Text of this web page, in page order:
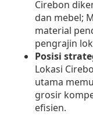
Cirebon
dan mebel;
material
pengrajin
Posisi
Lokasi
utama
grosir
efisien.